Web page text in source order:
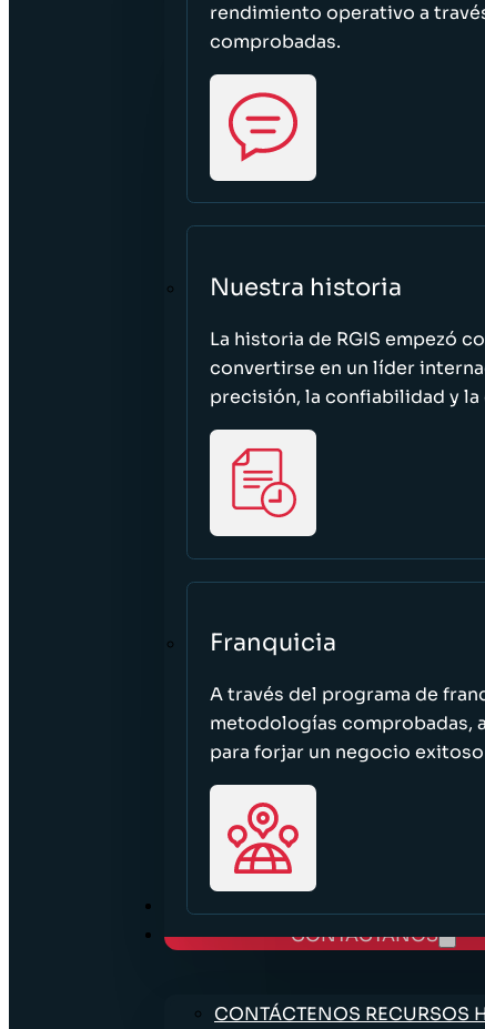
rendimiento operativo a
comprobadas.
Nuestra historia
La historia de RGIS empezó
convertirse en un líder
precisión, la confiabilidad y
Franquicia
A través del programa de
metodologías comprobadas,
para forjar un negocio
TRABAJE CON NOSOTROS
CONTÁCTANOS
CONTÁCTENOS RECURSOS